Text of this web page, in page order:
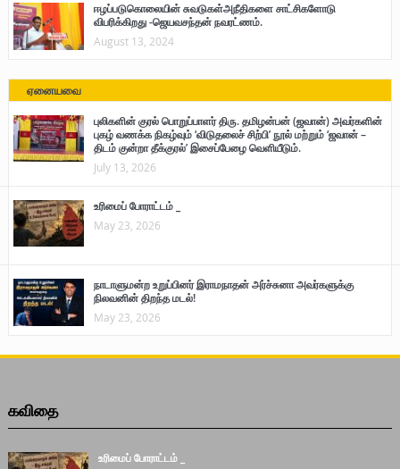
ஈழப்படுகொலையின் சுவடுகள்அநீதிகளை சாட்சிகளோடு
விபரிக்கிறது -ஜெயவசந்தன் நவரட்ணம்.
August 13, 2024
ஏனையவை
புலிகளின் குரல் பொறுப்பாளர் திரு. தமிழன்பன் (ஜவான்) அவர்களின்
புகழ் வணக்க நிகழ்வும் ‘விடுதலைச் சிற்பி’ நூல் மற்றும் ‘ஜவான் –
திடம் குன்றா தீக்குரல்’ இசைப்பேழை வெளியீடும்.
July 13, 2026
உரிமைப் போராட்டம் _
May 23, 2026
நாடாளுமன்ற உறுப்பினர் இராமநாதன் அர்ச்சுனா அவர்களுக்கு
நிலவனின் திறந்த மடல்!
May 23, 2026
கவிதை
உரிமைப் போராட்டம் _